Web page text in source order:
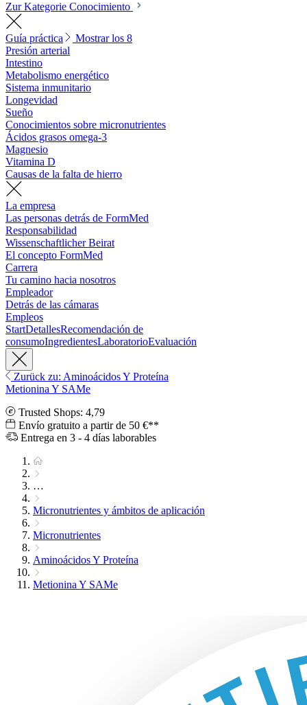
Zur Kategorie Conocimiento
Guía práctica
Mostrar los 8
Presión arterial
Intestino
Metabolismo energético
Sistema inmunitario
Longevidad
Sueño
Conocimientos sobre micronutrientes
Ácidos grasos omega-3
Magnesio
Vitamina D
Causas de la falta de hierro
La empresa
Las personas detrás de FormMed
Responsabilidad
Wissenschaftlicher Beirat
El concepto FormMed
Carrera
Tu camino hacia nosotros
Empleador
Detrás de las cámaras
Empleos
StartDetallesRecomendación de
consumoIngredientesLaboratorioEvaluación
Zurück zu: Aminoácidos Y Proteína
Metionina Y SAMe
Trusted Shops: 4,79
Envío gratuito a partir de 50 €**
Entrega en 3 - 4 días laborables
…
Micronutrientes y ámbitos de aplicación
Micronutrientes
Aminoácidos Y Proteína
Metionina Y SAMe